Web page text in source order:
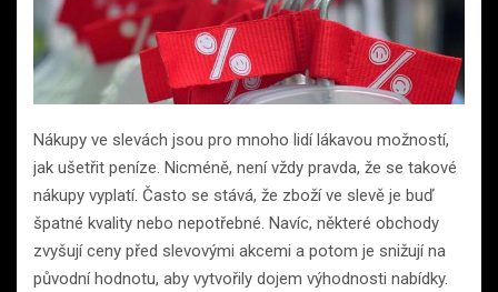
Nákupy ve slevách jsou pro mnoho lidí lákavou možností,
jak ušetřit peníze. Nicméně, není vždy pravda, že se takové
nákupy vyplatí. Často se stává, že zboží ve slevě je buď
špatné kvality nebo nepotřebné. Navíc, některé obchody
zvyšují ceny před slevovými akcemi a potom je snižují na
původní hodnotu, aby vytvořily dojem výhodnosti nabídky.